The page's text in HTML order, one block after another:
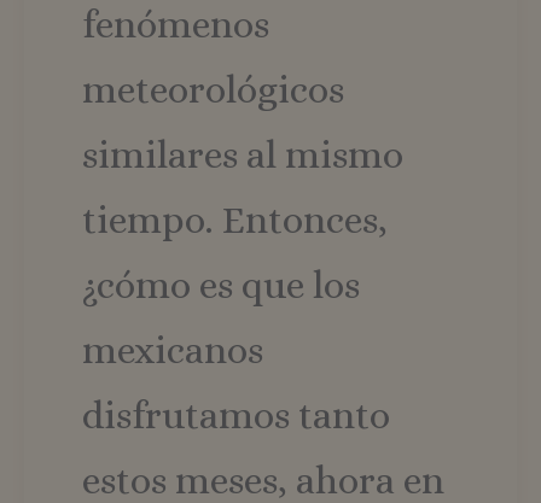
fenómenos
meteorológicos
similares al mismo
tiempo. Entonces,
¿cómo es que los
mexicanos
disfrutamos tanto
estos meses, ahora en